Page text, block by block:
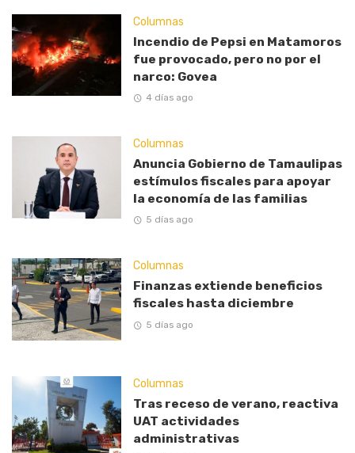
Columnas
Incendio de Pepsi en Matamoros
fue provocado, pero no por el
narco: Govea
4 días ago
Columnas
Anuncia Gobierno de Tamaulipas
estímulos fiscales para apoyar
la economía de las familias
5 días ago
Columnas
Finanzas extiende beneficios
fiscales hasta diciembre
5 días ago
Columnas
Tras receso de verano, reactiva
UAT actividades
administrativas